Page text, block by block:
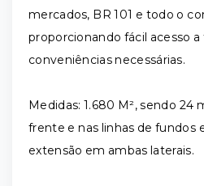
mercados, BR 101 e todo o
proporcionando fácil acesso a
conveniências necessárias.
Medidas: 1.680 M², sendo 24
frente e nas linhas de fundos
extensão em ambas laterais.